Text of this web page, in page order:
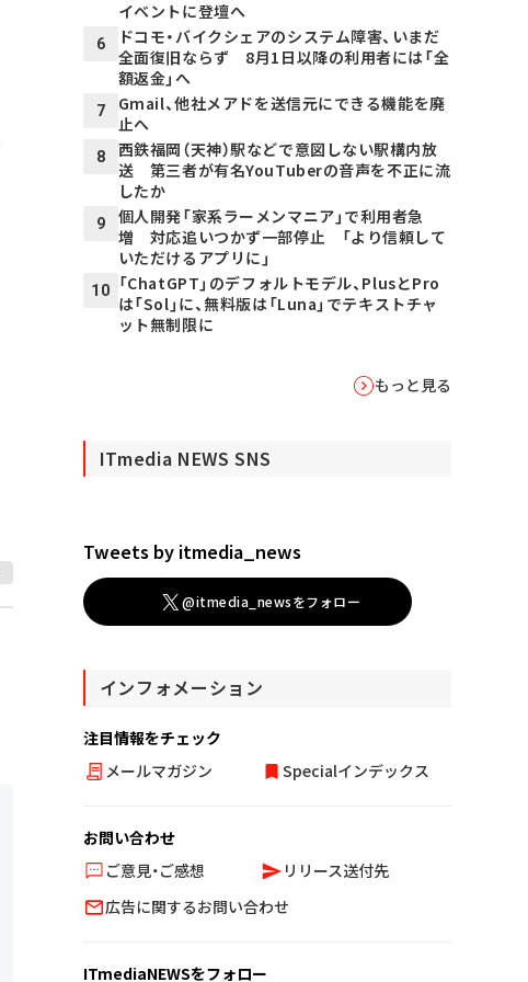
イベントに登壇へ
6
ドコモ・バイクシェアのシステム障害、いまだ
全面復旧ならず 8月1日以降の利用者には「全
額返金」へ
7
Gmail、他社メアドを送信元にできる機能を廃
止へ
8
西鉄福岡（天神）駅などで意図しない駅構内放
送 第三者が有名YouTuberの音声を不正に流
したか
9
個人開発「家系ラーメンマニア」で利用者急
増 対応追いつかず一部停止 「より信頼して
いただけるアプリに」
10
「ChatGPT」のデフォルトモデル、PlusとPro
は「Sol」に、無料版は「Luna」でテキストチャ
ット無制限に
もっと見る
ITmedia NEWS SNS
Tweets by itmedia_news
@itmedia_newsをフォロー
インフォメーション
注目情報をチェック
メールマガジン
Specialインデックス
お問い合わせ
ご意見・ご感想
リリース送付先
広告に関するお問い合わせ
ITmediaNEWSをフォロー